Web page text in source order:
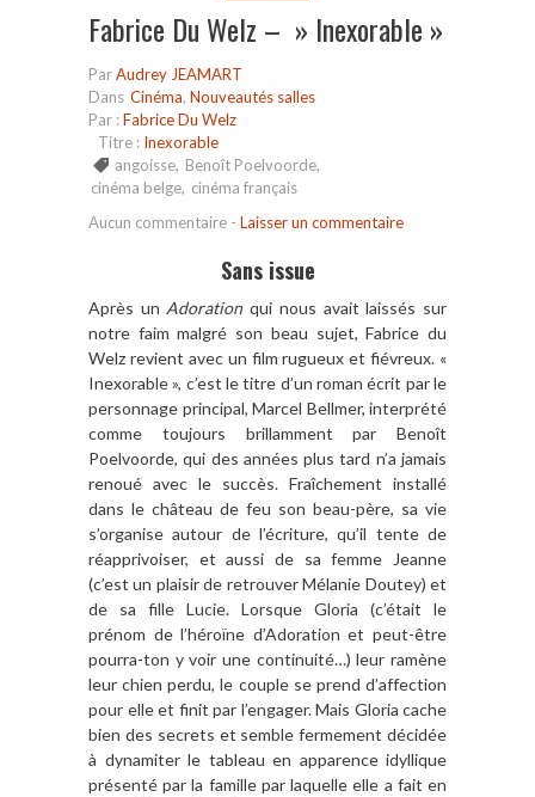
Fabrice Du Welz – » Inexorable »
ParAudrey JEAMART
Dans Cinéma, Nouveautés salles
Par :Fabrice Du Welz
Titre : Inexorable
angoisse, Benoît Poelvoorde,
cinéma belge, cinéma français
Aucun commentaire - Laisser un commentaire
Sans issue
Après un Adorationqui nous avait laissés sur
notre faim malgré son beau sujet, Fabrice du
Welz revient avec un film rugueux et fiévreux. «
Inexorable », c’est le titre d’un roman écrit par le
personnage principal, Marcel Bellmer, interprété
comme toujours brillamment par Benoît
Poelvoorde, qui des années plus tard n’a jamais
renoué avec le succès. Fraîchement installé
dans le château de feu son beau-père, sa vie
s’organise autour de l’écriture, qu’il tente de
réapprivoiser, et aussi de sa femme Jeanne
(c’est un plaisir de retrouver Mélanie Doutey) et
de sa fille Lucie. Lorsque Gloria (c’était le
prénom de l’héroïne d’Adoration et peut-être
pourra-ton y voir une continuité…) leur ramène
leur chien perdu, le couple se prend d’affection
pour elle et finit par l’engager. Mais Gloria cache
bien des secrets et semble fermement décidée
à dynamiter le tableau en apparence idyllique
présenté par la famille par laquelle elle a fait en